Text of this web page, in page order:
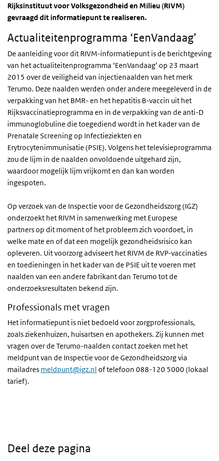
Rijksinstituut voor Volksgezondheid en Milieu (RIVM)
gevraagd dit informatiepunt te realiseren.
Actualiteitenprogramma ‘EenVandaag’
De aanleiding voor dit RIVM-informatiepunt is de berichtgeving
van het actualiteitenprogramma ‘EenVandaag’ op 23 maart
2015 over de veiligheid van injectienaalden van het merk
Terumo. Deze naalden werden onder andere meegeleverd in de
verpakking van het BMR- en het hepatitis B-vaccin uit het
Rijksvaccinatieprogramma en in de verpakking van de anti-D
immunoglobuline die toegediend wordt in het kader van de
Prenatale Screening op Infectieziekten en
Erytrocytenimmunisatie (PSIE). Volgens het televisieprogramma
zou de lijm in de naalden onvoldoende uitgehard zijn,
waardoor mogelijk lijm vrijkomt en dan kan worden
ingespoten.
Op verzoek van de Inspectie voor de Gezondheidszorg (IGZ)
onderzoekt het RIVM in samenwerking met Europese
partners op dit moment of het probleem zich voordoet, in
welke mate en of dat een mogelijk gezondheidsrisico kan
opleveren. Uit voorzorg adviseert het RIVM de RVP-vaccinaties
en toedieningen in het kader van de PSIE uit te voeren met
naalden van een andere fabrikant dan Terumo tot de
onderzoeksresultaten bekend zijn.
Professionals met vragen
Het informatiepunt is niet bedoeld voor zorgprofessionals,
zoals ziekenhuizen, huisartsen en apothekers. Zij kunnen met
vragen over de Terumo-naalden contact zoeken met het
meldpunt van de Inspectie voor de Gezondheidszorg via
mailadres meldpunt@igz.nl of telefoon 088-120 5000 (lokaal
tarief).
Deel deze pagina